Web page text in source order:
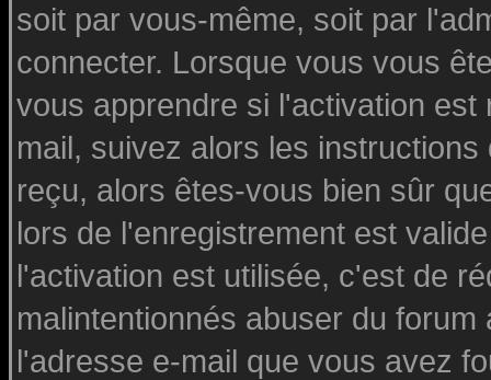
soit par vous-même, soit par
connecter. Lorsque vous vous
vous apprendre si l'activation
mail, suivez alors les
reçu, alors êtes-vous bien sûr
lors de l'enregistrement est
l'activation est utilisée, c'est de
malintentionnés abuser du
l'adresse e-mail que vous avez